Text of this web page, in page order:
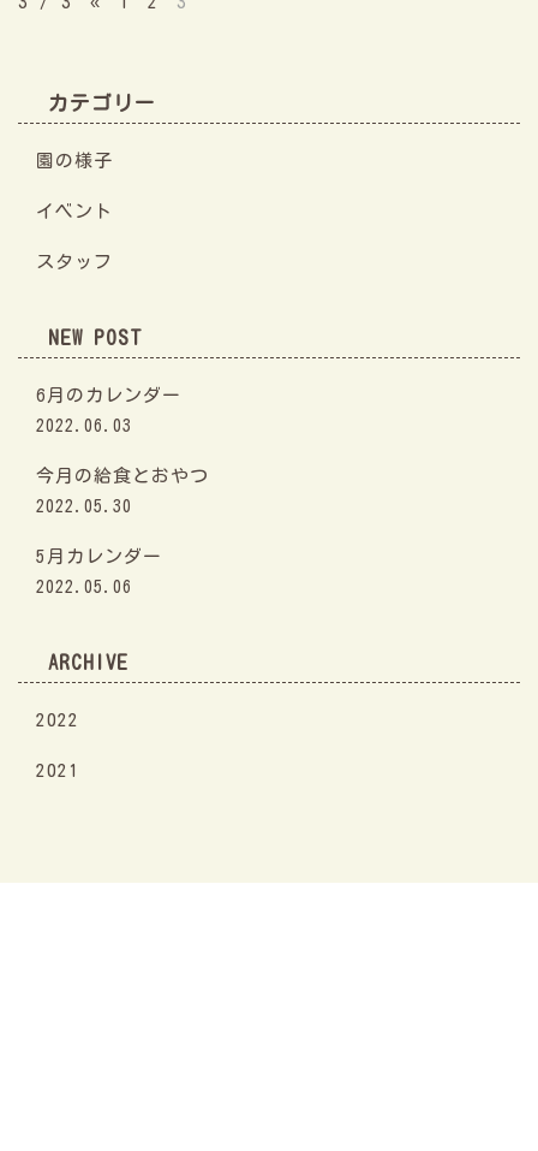
カテゴリー
園の様子
イベント
スタッフ
NEW POST
6月のカレンダー
2022.06.03
今月の給食とおやつ
2022.05.30
5月カレンダー
2022.05.06
ARCHIVE
2022
2021